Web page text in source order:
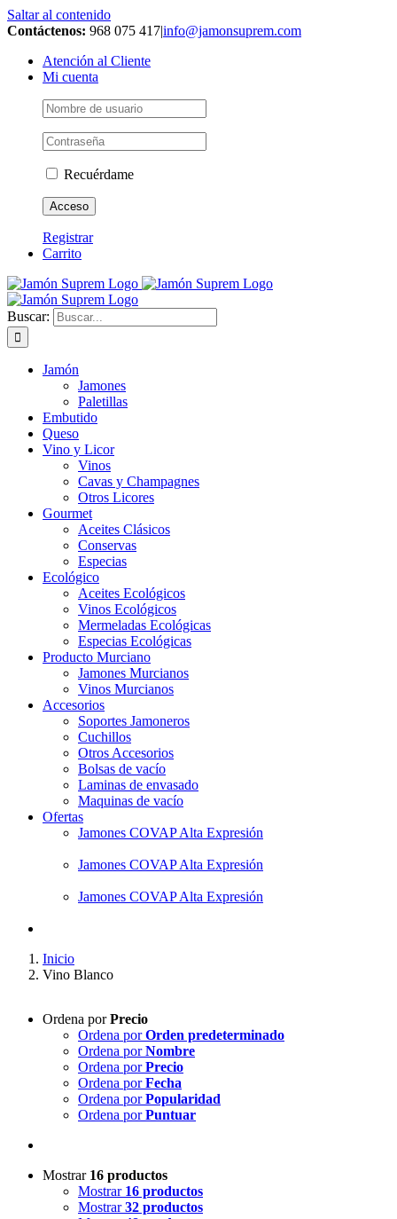
Saltar al contenido
Contáctenos: 968 075 417|info@jamonsuprem.com
Atención al Cliente
Mi cuenta
Recuérdame
Registrar
Carrito
Buscar:
Jamón
Jamones
Paletillas
Embutido
Queso
Vino y Licor
Vinos
Cavas y Champagnes
Otros Licores
Gourmet
Aceites Clásicos
Conservas
Especias
Ecológico
Aceites Ecológicos
Vinos Ecológicos
Mermeladas Ecológicas
Especias Ecológicas
Producto Murciano
Jamones Murcianos
Vinos Murcianos
Accesorios
Soportes Jamoneros
Cuchillos
Otros Accesorios
Bolsas de vacío
Laminas de envasado
Maquinas de vacío
Ofertas
Jamones COVAP Alta Expresión
Jamones COVAP Alta Expresión
Jamones COVAP Alta Expresión
Inicio
Vino Blanco
Ordena porPrecio
Ordena porOrden predeterminado
Ordena porNombre
Ordena porPrecio
Ordena porFecha
Ordena porPopularidad
Ordena porPuntuar
Mostrar 16 productos
Mostrar 16 productos
Mostrar32 productos